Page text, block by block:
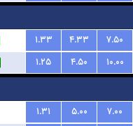
۱.۳۳ ۴.۳۳
۷.۵۰
۱.۲۵ ۴.۵۰
۱۰.۰۰
۱.۳۱ ۵.۰۰
۷.۰۰